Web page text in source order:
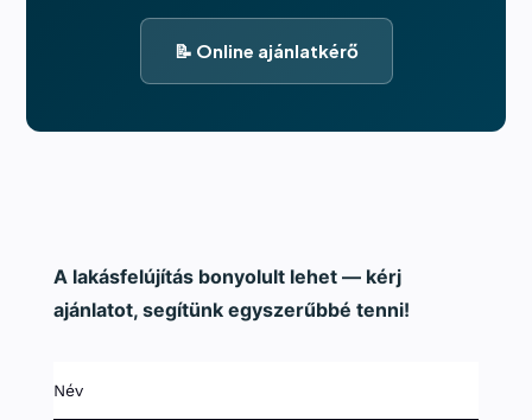
📝 Online ajánlatkérő
A lakásfelújítás bonyolult lehet — kérj
ajánlatot, segítünk egyszerűbbé tenni!